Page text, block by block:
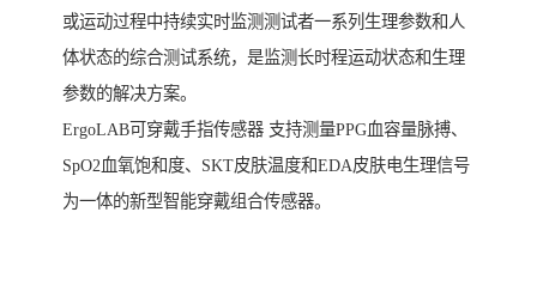
或运动过程中持续实时监测测试者一系列生理参数和人
体状态的综合测试系统，是监测长时程运动状态和生理
参数的解决方案。
ErgoLAB可穿戴手指传感器 支持测量PPG血容量脉搏、
SpO2血氧饱和度、SKT皮肤温度和EDA皮肤电生理信号
为一体的新型智能穿戴组合传感器。